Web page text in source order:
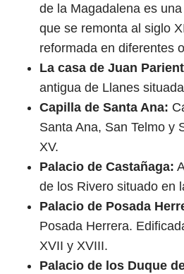
de la Magadalena es
que se remonta al siglo
reformada en diferentes
La casa de Juan
antigua de Llanes
Capilla de Santa Ana:
Santa Ana, San Telmo y
XV.
Palacio de Castañaga:
de los Rivero situado en
Palacio de Posada
Posada Herrera.
XVII y XVIII.
Palacio de los Duque